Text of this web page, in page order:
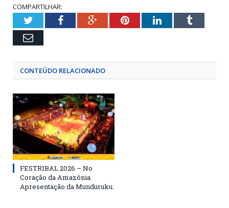
COMPARTILHAR:
TwitterFacebookGoogle+PinterestLinkedInTumblr
Email
CONTEÚDO RELACIONADO
FESTRIBAL 2026 – No
Coração da Amazônia.
Apresentação da Munduruku.